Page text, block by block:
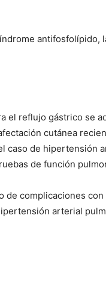
antifosfolípido,
el reflujo gástrico se
cutánea
caso de hipertensión
de función
de complicaciones
arterial